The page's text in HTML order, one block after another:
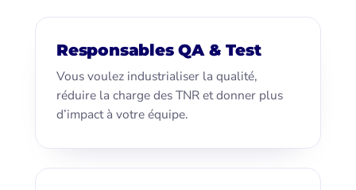
Responsables QA & Test
Vous voulez industrialiser la qualité,
réduire la charge des TNR et donner plus
d’impact à votre équipe.